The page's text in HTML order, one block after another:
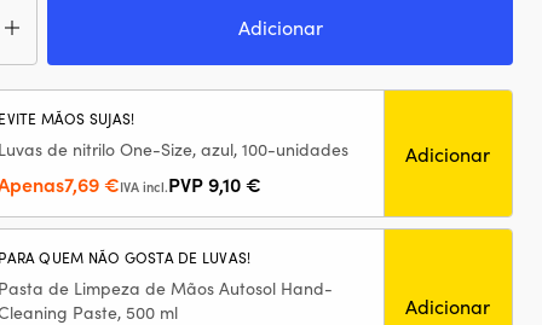
Adicionar
EVITE MÃOS SUJAS!
Luvas de nitrilo One-Size, azul, 100-unidades
PVP9,10€
era:
9,10 €.
7,69€
é:
7,69 €.
IVA incl.
Adicionar
PARA QUEM NÃO GOSTA DE LUVAS!
Pasta de Limpeza de Mãos Autosol Hand-
Paste, 500 ml
Adicionar